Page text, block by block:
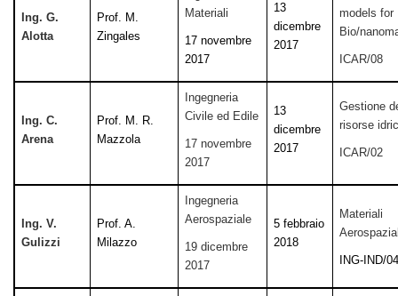
Ing. G.
Alotta
Prof. M.
Zingales
Materiali
17 novembre
2017
13
dicembre
2017
models for
Bio/
ICAR/08
Ing. C.
Arena
Prof. M. R.
Mazzola
Ingegneria
Civile ed Edile
17 novembre
2017
13
dicembre
2017
Gestione
risorse
ICAR/02
Ing. V.
Gulizzi
Prof. A.
Milazzo
Ingegneria
Aerospaziale
19 dicembre
2017
5 febbraio
2018
Materiali
ING-IND/